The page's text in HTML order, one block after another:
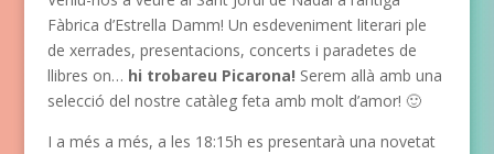
Fàbrica d’Estrella Damm! Un esdeveniment literari ple
de xerrades, presentacions, concerts i paradetes de
llibres on… hi trobareu Picarona! Serem allà amb una
selecció del nostre catàleg feta amb molt d’amor! 🙂
I a més a més, a les 18:15h es presentarà una novetat